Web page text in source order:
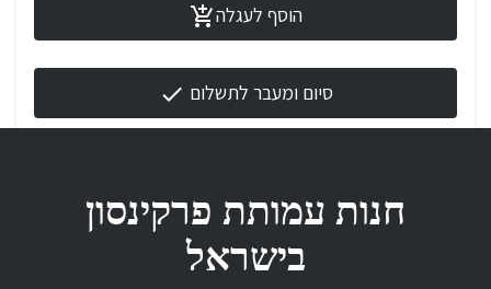
הוסף לעגלהadd_shopping_cart
סיום ומעבר לתשלום check
חנות עמותת פרקינסון
בישראל